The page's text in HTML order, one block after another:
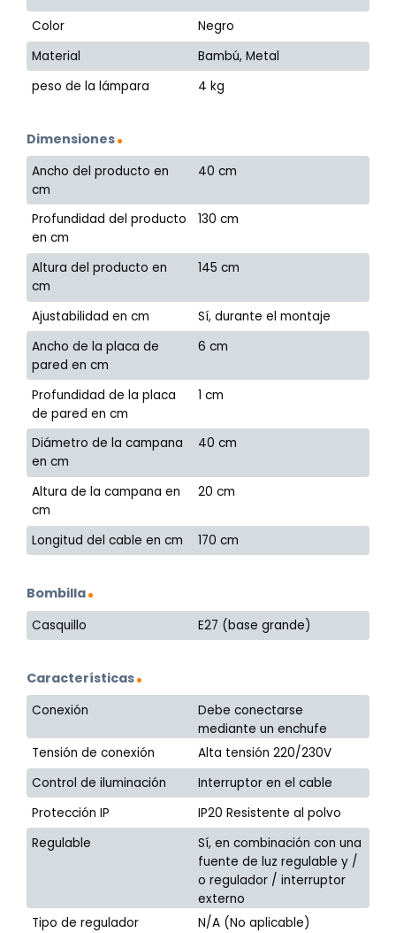
Color
Negro
Material
Bambú, Metal
peso de la lámpara
4 kg
Dimensiones
Ancho del producto en
cm
40 cm
Profundidad del producto
en cm
130 cm
Altura del producto en
cm
145 cm
Ajustabilidad en cm
Sí, durante el montaje
Ancho de la placa de
pared en cm
6 cm
Profundidad de la placa
de pared en cm
1 cm
Diámetro de la campana
en cm
40 cm
Altura de la campana en
cm
20 cm
Longitud del cable en cm 170 cm
Bombilla
Casquillo E27 (base grande)
Características
Conexión
Debe conectarse
mediante un enchufe
Tensión de conexión
Alta tensión 220/230V
Control de iluminación
Interruptor en el cable
Protección IP
IP20 Resistente al polvo
Regulable
Sí, en combinación con una
fuente de luz regulable y /
o regulador / interruptor
externo
Tipo de regulador
N/A (No aplicable)